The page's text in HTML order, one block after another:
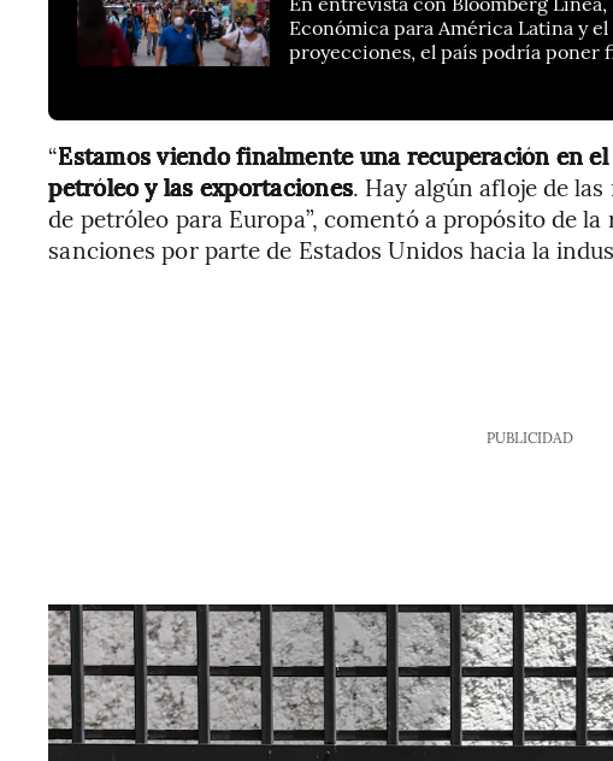
Económica para América Latina y
proyecciones, el país podría poner
“Estamos viendo finalmente una recuperación en
petróleo y las exportaciones. Hay algún afloje de
de petróleo para Europa”, comentó a propósito de
sanciones por parte de Estados Unidos hacia la
PUBLICIDAD